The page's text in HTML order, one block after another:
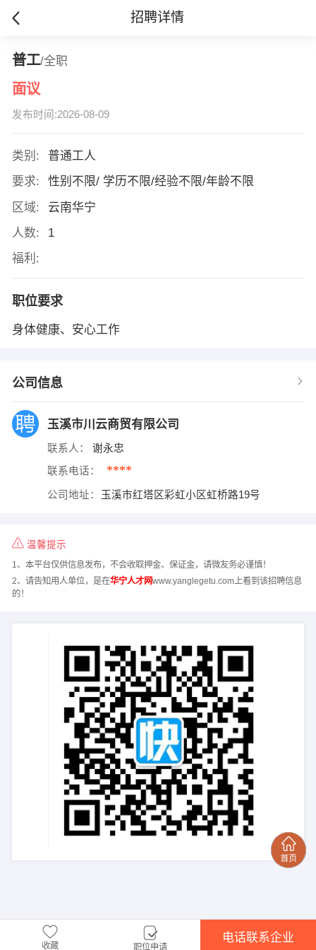
招聘详情
普工/全职
面议
发布时间:2026-08-09
类别:
普通工人
要求:
性别不限/ 学历不限/经验不限/年龄不限
区域:
云南华宁
人数:
1
福利:
职位要求
身体健康、安心工作
公司信息
玉溪市川云商贸有限公司
联系人： 谢永忠
联系电话： ****
公司地址： 玉溪市红塔区彩虹小区虹桥路19号
温馨提示
1、本平台仅供信息发布，不会收取押金、保证金，请微友务必谨慎！
2、请告知用人单位，是在华宁人才网www.yanglegetu.com上看到该招聘信息
的！
收藏 职位申请
电话联系企业